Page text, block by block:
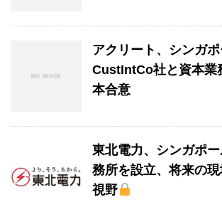
アクリート、シンガ
CustIntCo社と資本業
本合意
東北電力、シンガポ
務所を設立、将来の
視野